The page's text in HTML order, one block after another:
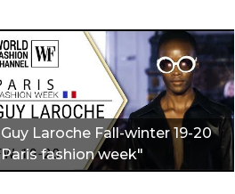
Guy Laroche Fall-winter 19-20
Paris fashion week"